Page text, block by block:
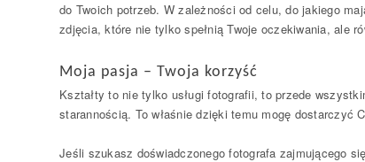
do Twoich potrzeb. W zależności od celu, do jakiego
zdjęcia, które nie tylko spełnią Twoje oczekiwania, ale
Moja pasja – Twoja korzyść
Kształty to nie tylko usługi fotografii, to przede
starannością. To właśnie dzięki temu mogę dostarczyć
Jeśli szukasz doświadczonego fotografa zajmującego